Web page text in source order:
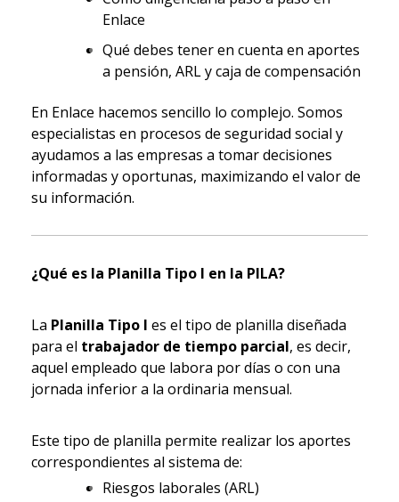
Enlace
Qué debes tener en cuenta en aportes
a pensión, ARL y caja de compensación
En Enlace hacemos sencillo lo complejo. Somos
especialistas en procesos de seguridad social y
ayudamos a las empresas a tomar decisiones
informadas y oportunas, maximizando el valor de
su información.
¿Qué es la Planilla Tipo I en la PILA?
La Planilla Tipo I es el tipo de planilla diseñada
para el trabajador de tiempo parcial, es decir,
aquel empleado que labora por días o con una
jornada inferior a la ordinaria mensual.
Este tipo de planilla permite realizar los aportes
correspondientes al sistema de:
Riesgos laborales (ARL)